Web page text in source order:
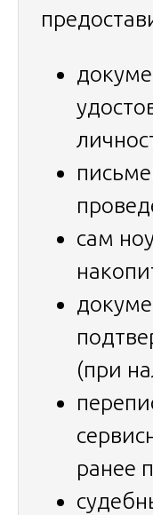
сам
(при
ранее